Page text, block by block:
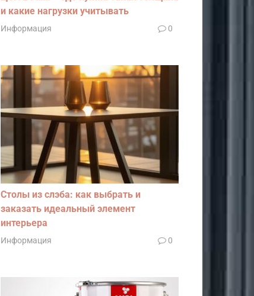
и какие нагрузки учитывать
Информация 0
Столы из слэба: как выбрать и
заказать идеальный элемент
интерьера
Информация 0